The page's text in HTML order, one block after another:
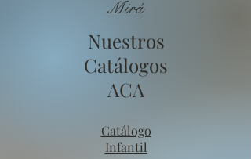
Mirá
Nuestros
Catálogos
ACA
Catálogo
Infantil